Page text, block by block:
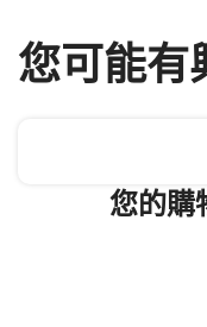
您可能有
您的購